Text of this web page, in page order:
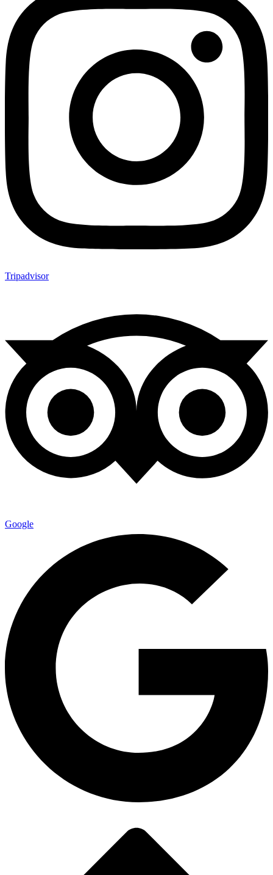
Tripadvisor
Google